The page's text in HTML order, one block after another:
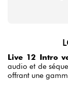
Live 12 Intro
audio et de
offrant une